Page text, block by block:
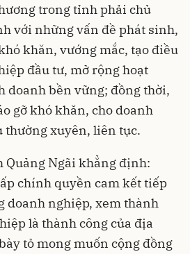
trong tỉnh phải chủ
với những vấn đề phát sinh,
khăn, vướng mắc, tạo điều
đầu tư, mở rộng hoạt
doanh bền vững; đồng thời,
gỡ khó khăn, cho doanh
thường xuyên, liên tục.
Quảng Ngãi khẳng định:
chính quyền cam kết tiếp
doanh nghiệp, xem thành
là thành công của địa
tỏ mong muốn cộng đồng